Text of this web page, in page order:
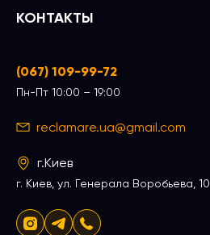
КОНТАКТЫ
(067) 109-99-72
Пн-Пт 10:00 – 19:00
reclamare.ua@gmail.com
г.Киев
г. Киев, ул. Генерала Воробьева, 10